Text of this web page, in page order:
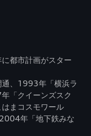
都市計画がスター
、1993年「横浜ラ
「クイーンズスク
まコスモワール
年「地下鉄みな